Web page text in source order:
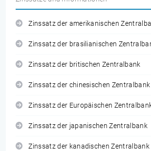
Zinssatz der amerikanischen
Zinssatz der brasilianischen
Zinssatz der britischen Zentralbank
Zinssatz der chinesischen Zentralbank
Zinssatz der Europäischen
Zinssatz der japanischen Zentralbank
Zinssatz der kanadischen Zentralbank